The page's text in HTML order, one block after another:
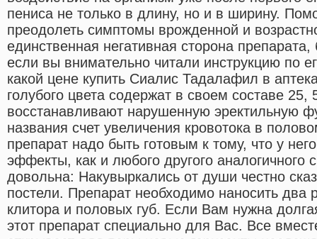
пениса не только в длину, но и в ширину.
преодолеть симптомы врожденной и
единственная негативная сторона препарата,
если вы внимательно читали инструкцию по
какой цене купить Сиалис Тадалафил в
голубого цвета содержат в своем составе
восстанавливают нарушенную эректильную
названия счет увеличения кровотока в
препарат надо быть готовым к тому, что у
эффекты, как и любого другого аналогичного
довольна: Накувыркались от души честно
постели. Препарат необходимо наносить два
клитора и половых губ. Если Вам нужна
этот препарат специально для Вас. Все